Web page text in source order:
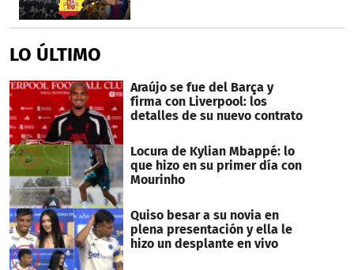
LO ÚLTIMO
Araújo se fue del Barça y
firma con Liverpool: los
detalles de su nuevo contrato
Locura de Kylian Mbappé: lo
que hizo en su primer día con
Mourinho
Quiso besar a su novia en
plena presentación y ella le
hizo un desplante en vivo